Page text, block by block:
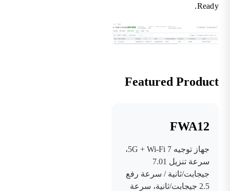
Ready.
Featured Product
FWA12
جهاز توجيه 5G + Wi-Fi 7،
سرعة تنزيل 7.01
جيجابت/ثانية / سرعة رفع
2.5 جيجابت/ثانية، سرعة